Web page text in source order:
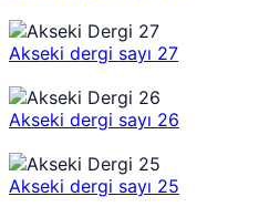
Akseki dergi sayı 27
Akseki dergi sayı 26
Akseki dergi sayı 25